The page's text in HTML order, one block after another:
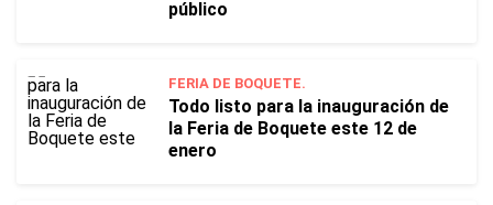
público
FERIA DE BOQUETE.
Todo listo para la inauguración de
la Feria de Boquete este 12 de
enero